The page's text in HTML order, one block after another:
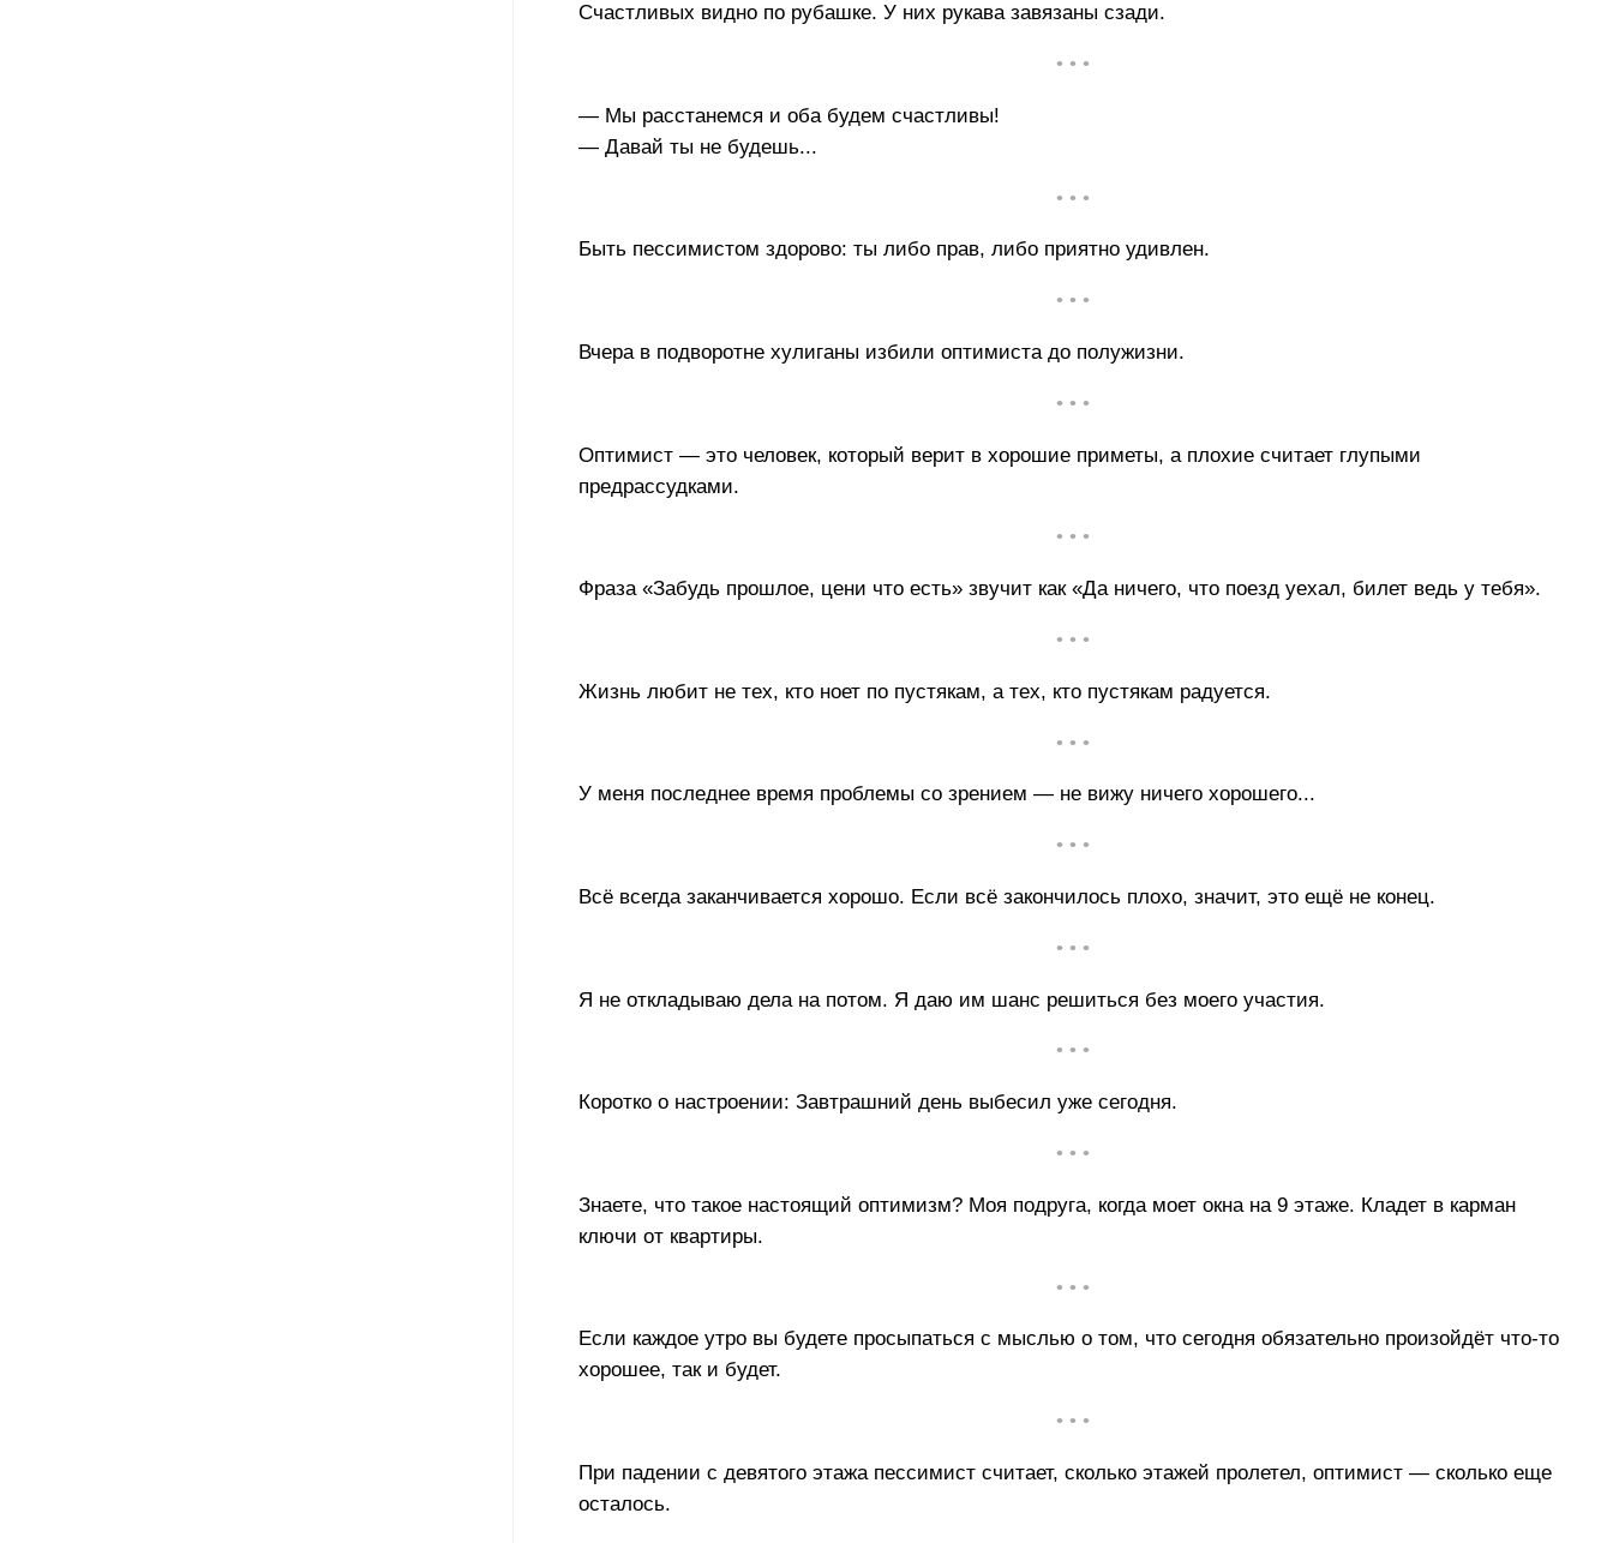
Счастливых видно по рубашке. У них рукава завязаны сзади.
• • •
— Мы расстанемся и оба будем счастливы!
— Давай ты не будешь...
• • •
Быть пессимистом здорово: ты либо прав, либо приятно удивлен.
• • •
Вчера в подворотне хулиганы избили оптимиста до полужизни.
• • •
Оптимист — это человек, который верит в хорошие приметы, а плохие считает глупыми
предрассудками.
• • •
Фраза «Забудь прошлое, цени что есть» звучит как «Да ничего, что поезд уехал, билет ведь у тебя».
• • •
Жизнь любит не тех, кто ноет по пустякам, а тех, кто пустякам радуется.
• • •
У меня последнее время проблемы со зрением — не вижу ничего хорошего...
• • •
Всё всегда заканчивается хорошо. Если всё закончилось плохо, значит, это ещё не конец.
• • •
Я не откладываю дела на потом. Я даю им шанс решиться без моего участия.
• • •
Коротко о настроении: Завтрашний день выбесил уже сегодня.
• • •
Знаете, что такое настоящий оптимизм? Моя подруга, когда моет окна на 9 этаже. Кладет в карман
ключи от квартиры.
• • •
Если каждое утро вы будете просыпаться с мыслью о том, что сегодня обязательно произойдёт что-то
хорошее, так и будет.
• • •
При падении с девятого этажа пессимист считает, сколько этажей пролетел, оптимист — сколько еще
осталось.